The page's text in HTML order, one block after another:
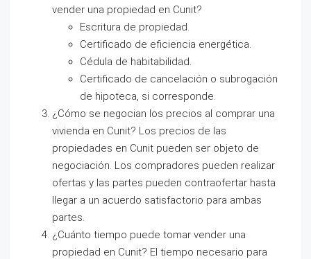
vender una propiedad en Cunit?
Escritura de propiedad.
Certificado de eficiencia energética.
Cédula de habitabilidad.
Certificado de cancelación o subrogación
de hipoteca, si corresponde.
¿Cómo se negocian los precios al comprar una
vivienda en Cunit? Los precios de las
propiedades en Cunit pueden ser objeto de
negociación. Los compradores pueden realizar
ofertas y las partes pueden contraofertar hasta
llegar a un acuerdo satisfactorio para ambas
partes.
¿Cuánto tiempo puede tomar vender una
propiedad en Cunit? El tiempo necesario para